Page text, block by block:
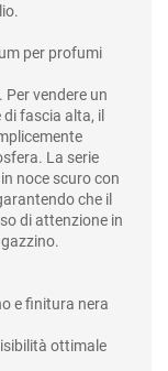
per profumi
vendere un
fascia alta, il
La serie
noce scuro con
che il
di attenzione in
e finitura nera
ottimale